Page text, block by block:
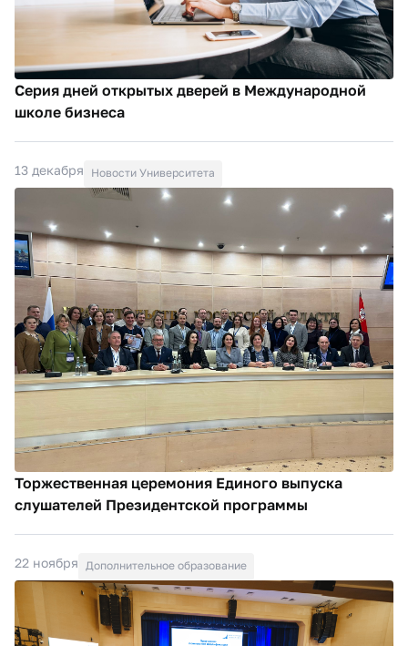
Серия дней открытых дверей в Международной
школе бизнеса
13 декабря Новости Университета
Торжественная церемония Единого выпуска
слушателей Президентской программы
22 ноября Дополнительное образование